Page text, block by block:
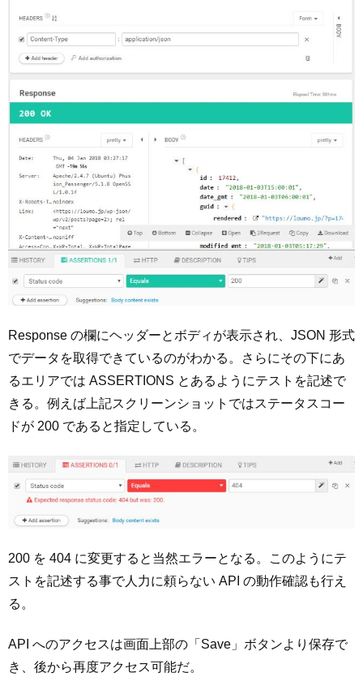
Response の欄にヘッダーとボディが表示され、JSON 形式
でデータを取得できているのがわかる。さらにその下にあ
るエリアでは ASSERTIONS とあるようにテストを記述で
きる。例えば上記スクリーンショットではステータスコー
ドが 200 であると指定している。
200 を 404 に変更すると当然エラーとなる。このようにテ
ストを記述する事で人力に頼らない API の動作確認も行え
る。
API へのアクセスは画面上部の「Save」ボタンより保存で
き、後から再度アクセス可能だ。